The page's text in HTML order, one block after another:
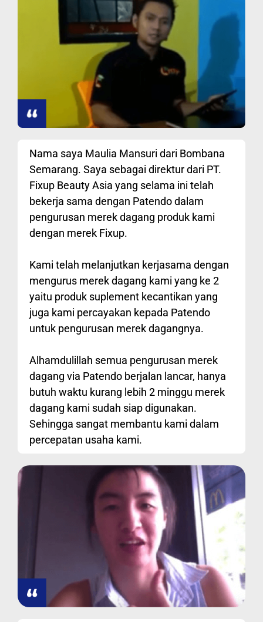
Nama saya Maulia Mansuri dari Bombana
Semarang. Saya sebagai direktur dari PT.
Fixup Beauty Asia yang selama ini telah
bekerja sama dengan Patendo dalam
pengurusan merek dagang produk kami
dengan merek Fixup.
Kami telah melanjutkan kerjasama dengan
mengurus merek dagang kami yang ke 2
yaitu produk suplement kecantikan yang
juga kami percayakan kepada Patendo
untuk pengurusan merek dagangnya.
Alhamdulillah semua pengurusan merek
dagang via Patendo berjalan lancar, hanya
butuh waktu kurang lebih 2 minggu merek
dagang kami sudah siap digunakan.
Sehingga sangat membantu kami dalam
percepatan usaha kami.